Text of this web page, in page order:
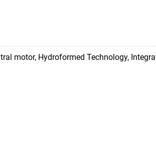
motor, Hydroformed Technology,